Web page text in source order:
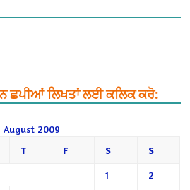
ਛਪੀਆਂ ਲਿਖਤਾਂ ਲਈ ਕਲਿਕ ਕਰੋ:
August 2009
T F S S
1
2